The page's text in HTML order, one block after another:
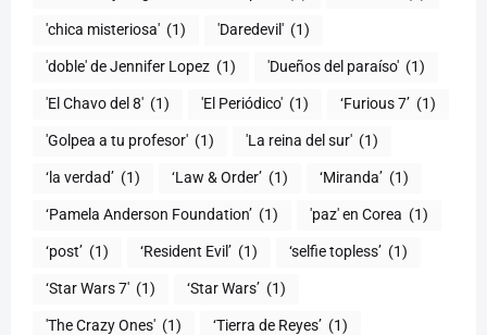
'chica misteriosa' (1) 'Daredevil' (1)
'doble' de Jennifer Lopez (1) 'Dueños del paraíso' (1)
'El Chavo del 8' (1) 'El Periódico' (1) ‘Furious 7’ (1)
'Golpea a tu profesor' (1) 'La reina del sur' (1)
‘la verdad’ (1) ‘Law & Order’ (1) ‘Miranda’ (1)
‘Pamela Anderson Foundation’ (1) 'paz' en Corea (1)
‘post’ (1) ‘Resident Evil’ (1) ‘selfie topless’ (1)
‘Star Wars 7′ (1) ‘Star Wars’ (1)
'The Crazy Ones' (1) ‘Tierra de Reyes’ (1)